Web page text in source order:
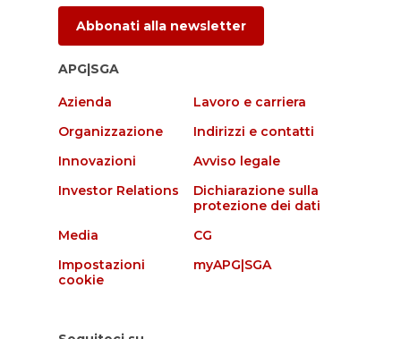
Abbonati alla newsletter
APG|SGA
Azienda
Lavoro e carriera
Organizzazione
Indirizzi e contatti
Innovazioni
Avviso legale
Investor Relations
Dichiarazione sulla
protezione dei dati
Media
CG
Impostazioni
cookie
myAPG|SGA